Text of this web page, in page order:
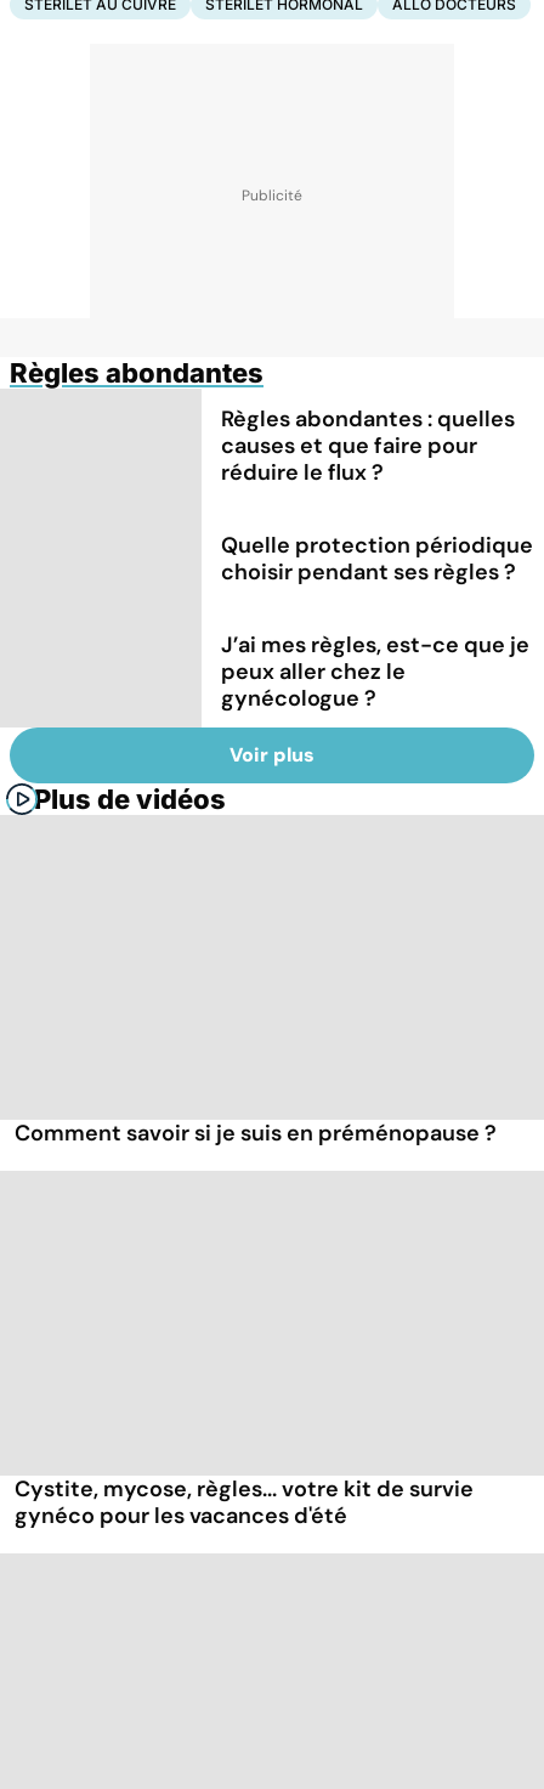
STÉRILET AU CUIVRE STÉRILET HORMONAL ALLO DOCTEURS
Règles abondantes
Règles abondantes : quelles
causes et que faire pour
réduire le flux ?
Quelle protection périodique
choisir pendant ses règles ?
J’ai mes règles, est-ce que je
peux aller chez le
gynécologue ?
Voir plus
Plus de vidéos
Comment savoir si je suis en préménopause ?
Cystite, mycose, règles... votre kit de survie
gynéco pour les vacances d'été